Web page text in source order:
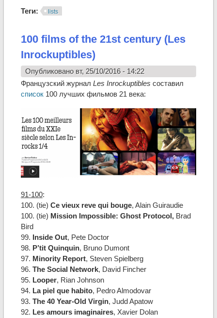
Теги: lists
100 films of the 21st century (Les
Inrockuptibles)
Опубликовано вт, 25/10/2016 - 14:22
Французский журнал Les Inrockuptibles составил
список100 лучших фильмов 21 века:
91-100:
100. (tie) Ce vieux reve qui bouge, Alain Guiraudie
100. (tie) Mission Impossible: Ghost Protocol,Brad
Bird
99. Inside Out, Pete Doctor
98. P’tit Quinquin, Bruno Dumont
97. Minority Report, Steven Spielberg
96. The Social Network, David Fincher
95. Looper, Rian Johnson
94. La piel que habito, Pedro Almodovar
93. The 40 Year-Old Virgin, Judd Apatow
92. Les amours imaginaires, Xavier Dolan